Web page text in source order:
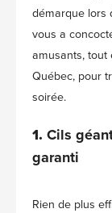
démarque lors
vous a
amusants, tout
Québec, pour
soirée.
1. Cils
garanti
Rien de plus